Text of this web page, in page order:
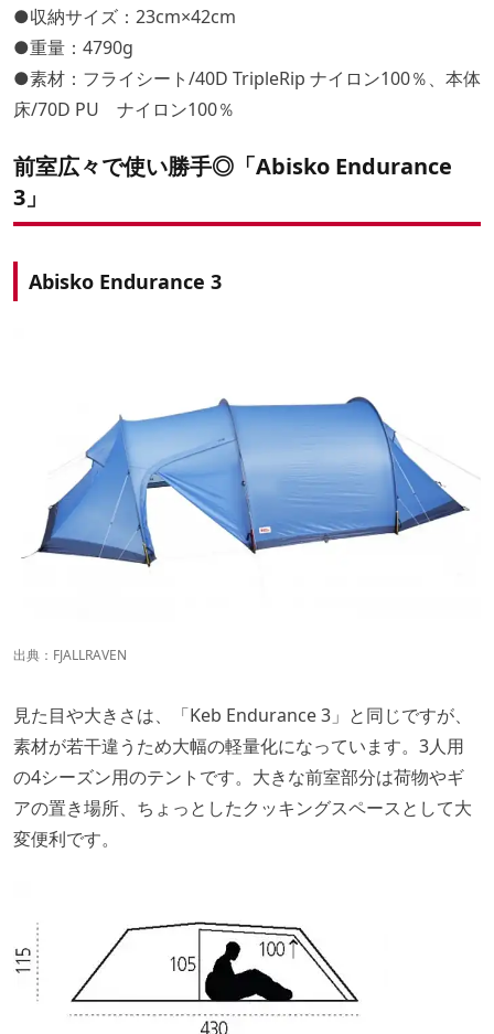
●収納サイズ：23cm×42cm
●重量：4790g
●素材：フライシート/40D TripleRip ナイロン100％、本体
床/70D PU ナイロン100％
前室広々で使い勝手◎「Abisko Endurance
3」
Abisko Endurance 3
出典： FJALLRAVEN
見た目や大きさは、「Keb Endurance 3」と同じですが、
素材が若干違うため大幅の軽量化になっています。3人用
の4シーズン用のテントです。大きな前室部分は荷物やギ
アの置き場所、ちょっとしたクッキングスペースとして大
変便利です。